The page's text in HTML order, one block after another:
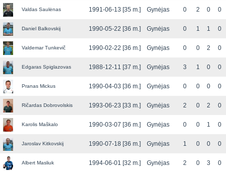
Valdas Saulėnas 1991-06-13 [35 m.] Gynėjas 0 2 0 0
Daniel Balkovskij 1990-05-22 [36 m.] Gynėjas 0 1 1 0
Valdemar Tunkevič 1990-02-22 [36 m.] Gynėjas 0 0 2 0
Edgaras Spiglazovas 1988-12-11 [37 m.] Gynėjas 3 1 0 0
Pranas Mickus 1990-04-03 [36 m.] Gynėjas 0 0 0 0
Ričardas Dobrovolskis 1993-06-23 [33 m.] Gynėjas 2 0 2 0
Karolis Maškalo 1990-03-07 [36 m.] Gynėjas 0 0 1 0
Jaroslav Kitkovskij 1990-07-18 [36 m.] Gynėjas 1 0 0 0
Albert Masliuk 1994-06-01 [32 m.] Gynėjas 2 0 3 0